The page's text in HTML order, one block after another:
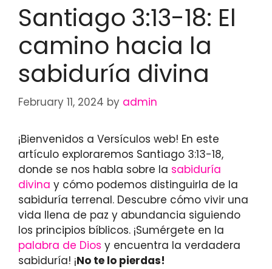
Santiago 3:13-18: El
camino hacia la
sabiduría divina
February 11, 2024 by admin
¡Bienvenidos a Versículos web! En este
artículo exploraremos Santiago 3:13-18,
donde se nos habla sobre la sabiduría
divina y cómo podemos distinguirla de la
sabiduría terrenal. Descubre cómo vivir una
vida llena de paz y abundancia siguiendo
los principios bíblicos. ¡Sumérgete en la
palabra de Dios y encuentra la verdadera
sabiduría! ¡No te lo pierdas!